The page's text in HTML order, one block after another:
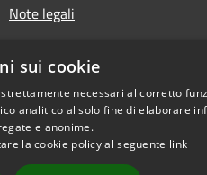
Note legali
sui cookie
necessari al corretto
analitico al solo fine di elaborare
e anonime.
la cookie policy al seguente link